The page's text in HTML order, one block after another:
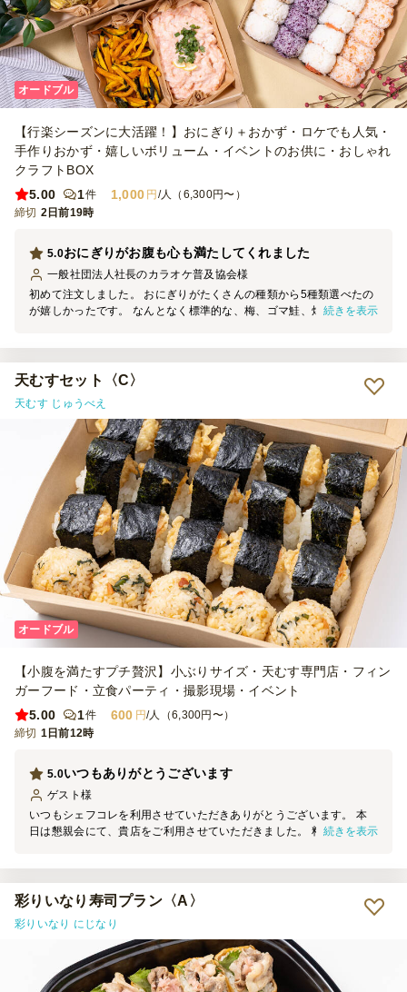
オードブル
【行楽シーズンに大活躍！】おにぎり＋おかず・ロケでも人気・
手作りおかず・嬉しいボリューム・イベントのお供に・おしゃれ
クラフトBOX
5.00
1件 1,000 円 /人（6,300円〜）
締切 2日前19時
おにぎりがお腹も心も満たしてくれました
5.0
一般社団法人社長のカラオケ普及協会様
初めて注文しました。 おにぎりがたくさんの種類から5種類選べたの
が嬉しかったです。 なんとなく標準的な、梅、ゴマ鮭、焼きたら
構お腹に溜まったのではないでしょうか。お総菜がちょびっとずつ残
ってしまいました。 おにぎりは一つずつラップに包んであるので、
お持ち帰りでき便利でした。 美味しいしコスパ最高なので、またこ
ちらのお店でお願いしたいなと思います。
続きを表示
天むすセット〈C〉
天むす じゅうべえ
オードブル
【小腹を満たすプチ贅沢】小ぶりサイズ・天むす専門店・フィン
ガーフード・立食パーティ・撮影現場・イベント
5.00
1件 600 円/人（6,300円〜）
締切 1日前12時
いつもありがとうございます
5.0
ゲスト 様
いつもシェフコレを利用させていただきありがとうございます。 本
日は懇親会にて、貴店をご利用させていただきました。 料理の見た
続きを表示
彩りいなり寿司プラン〈A〉
彩りいなり にじなり